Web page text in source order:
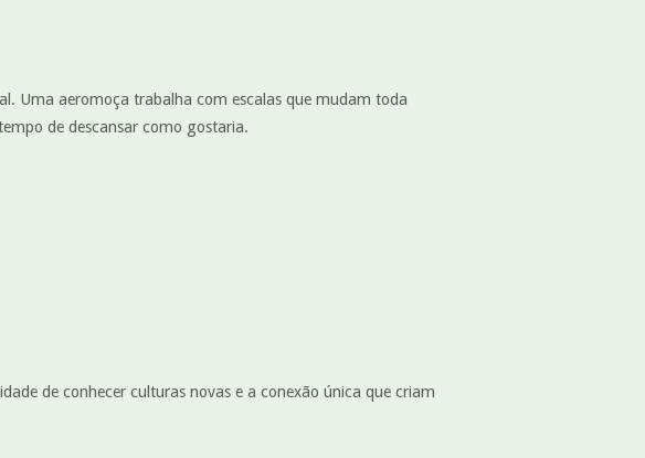
Uma aeromoça trabalha com escalas que mudam toda
de descansar como gostaria.
de conhecer culturas novas e a conexão única que criam